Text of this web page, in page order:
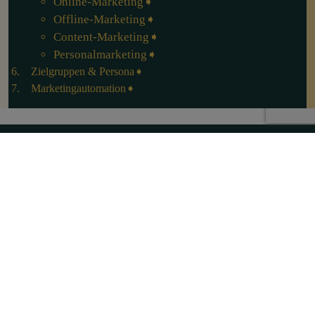
Offline-Marketing
Content-Marketing
Personalmarketing
Zielgruppen & Persona
Marketingautomation